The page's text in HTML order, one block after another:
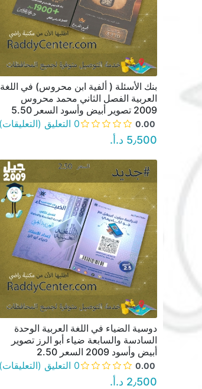
نظرة سريعة
بنك الأسئلة ( ألفية ابن محروس) في اللغة
العربية الفصل الثاني محمد محروس
2009 تصوير أبيض وأسود السعر 5.50
0.00 0 التعليق (التعليقات)
5٫500 د.أ.‏
نظرة سريعة
دوسية الضياء في اللغة العربية الوحدة
السادسة والسابعة ضياء أبو الرز تصوير
أبيض وأسود 2009 السعر 2.50
0.00 0 التعليق (التعليقات)
2٫500 د.أ.‏